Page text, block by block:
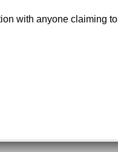
with anyone claiming to